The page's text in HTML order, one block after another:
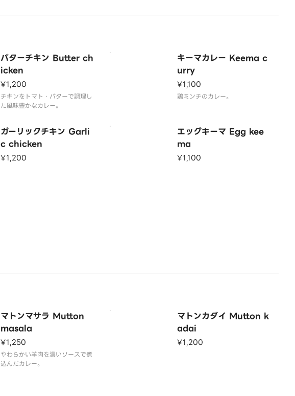
バターチキン Butter ch
icken
¥1,200
チキンをトマト・バターで調理し
た風味豊かなカレー。
キーマカレー Keema c
urry
¥1,100
鶏ミンチのカレー。
ガーリックチキン Garli
c chicken
¥1,200
エッグキーマ Egg kee
ma
¥1,100
マトンマサラ Mutton
masala
¥1,250
やわらかい羊肉を濃いソースで煮
込んだカレー。
マトンカダイ Mutton k
adai
¥1,200